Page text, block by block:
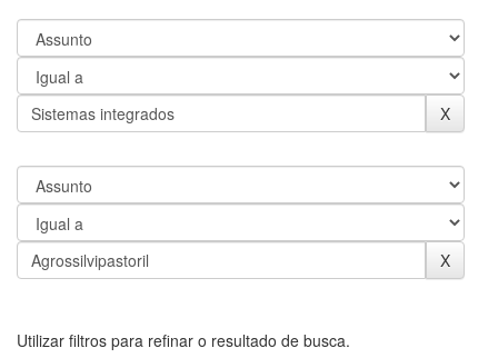
Utilizar filtros para refinar o resultado de busca.